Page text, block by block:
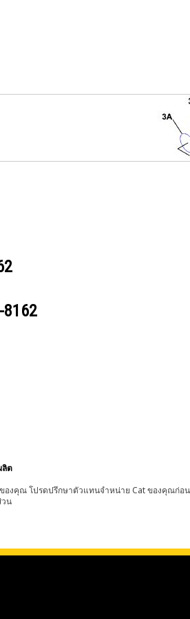
8162
ลิต
งคุณ โปรดปรึกษาตัวแทนจำหน่าย Cat ของคุณก่
น